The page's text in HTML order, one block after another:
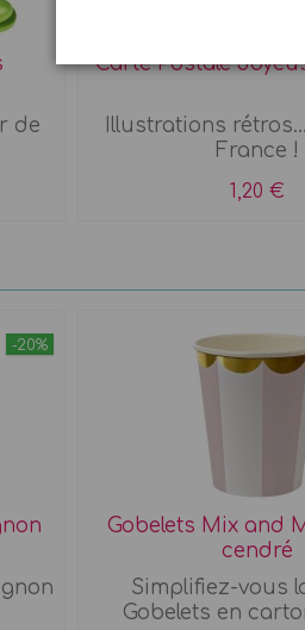
de
Carte Postale
Illustrations
France !
1,20 €
-20%
Gobelets Mix and
cendré
Simplifiez-vous
Gobelets en